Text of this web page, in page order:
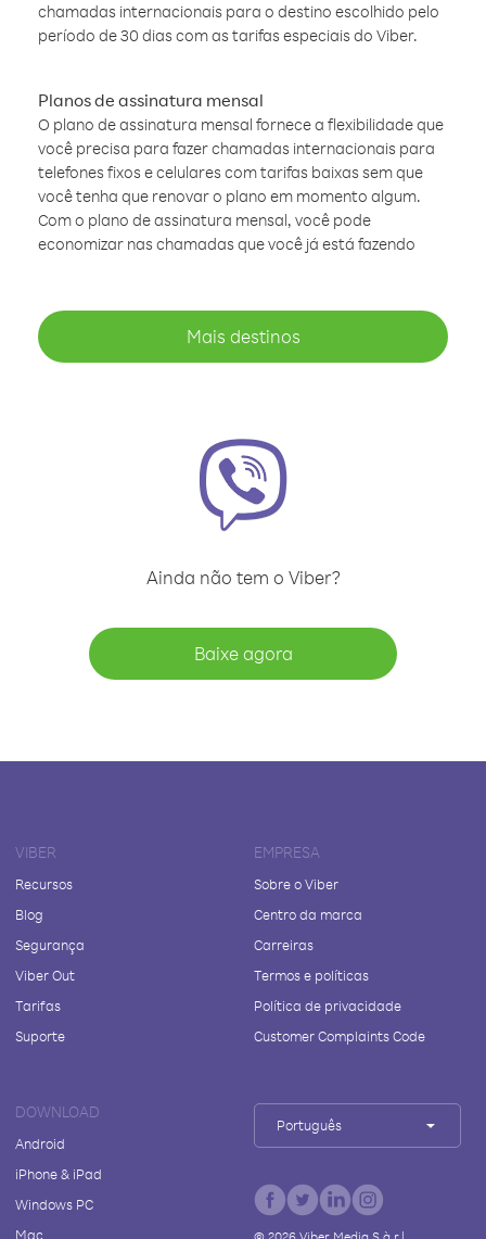
chamadas internacionais para o destino escolhido pelo
período de 30 dias com as tarifas especiais do Viber.
Planos de assinatura mensal
O plano de assinatura mensal fornece a flexibilidade que
você precisa para fazer chamadas internacionais para
telefones fixos e celulares com tarifas baixas sem que
você tenha que renovar o plano em momento algum.
Com o plano de assinatura mensal, você pode
economizar nas chamadas que você já está fazendo
Mais destinos
Ainda não tem o Viber?
Baixe agora
VIBER
Recursos
Blog
Segurança
Viber Out
Tarifas
Suporte
EMPRESA
Sobre o Viber
Centro da marca
Carreiras
Termos e políticas
Política de privacidade
Customer Complaints Code
DOWNLOAD
Android
iPhone & iPad
Windows PC
Mac
Português